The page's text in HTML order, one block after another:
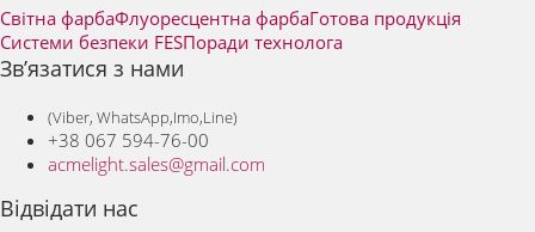
Світна фарбаФлуоресцентна фарбаГотова продукція
Системи безпеки FESПоради технолога
Зв’язатися з нами
(Viber, WhatsApp,Imo,Line)
+38 067 594-76-00
acmelight.sales@gmail.com
Відвідати нас